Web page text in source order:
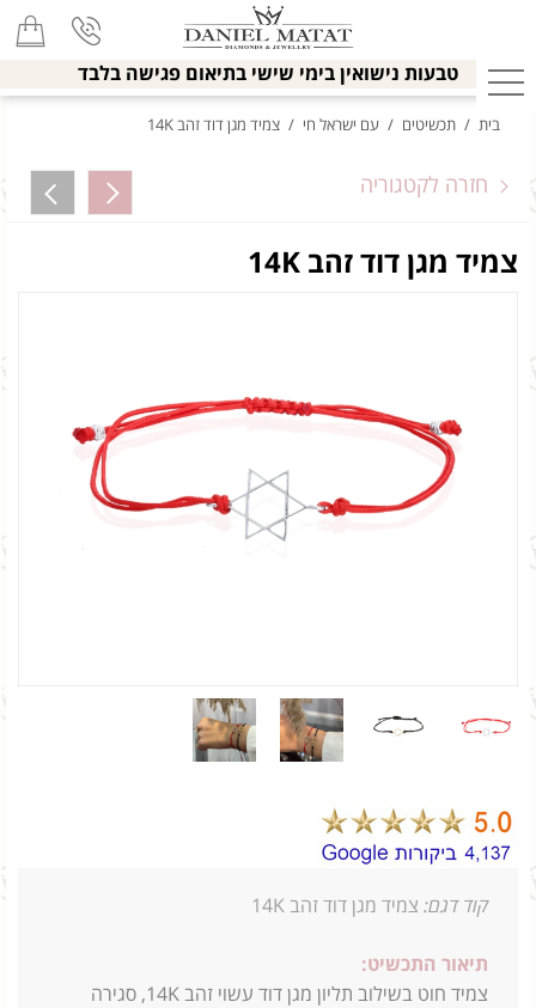
טבעות נישואין בימי שישי בתיאום פגישה בלבד
בית / תכשיטים / עם ישראל חי / צמיד מגן דוד זהב 14K
חזרה לקטגוריה
צמיד מגן דוד זהב 14K
קוד דגם: צמיד מגן דוד זהב 14K
תיאור התכשיט:
צמיד חוט בשילוב תליון מגן דוד עשוי זהב 14K, סגירה